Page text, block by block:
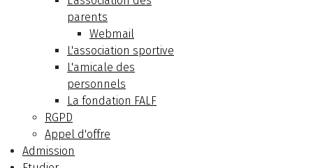
parents
Webmail
L'association sportive
L'amicale des
personnels
La fondation FALF
RGPD
Appel d'offre
Admission